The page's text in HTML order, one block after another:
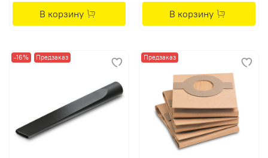
В корзину В корзину
-16% Предзаказ Предзаказ